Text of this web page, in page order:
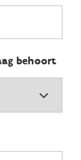
behoort